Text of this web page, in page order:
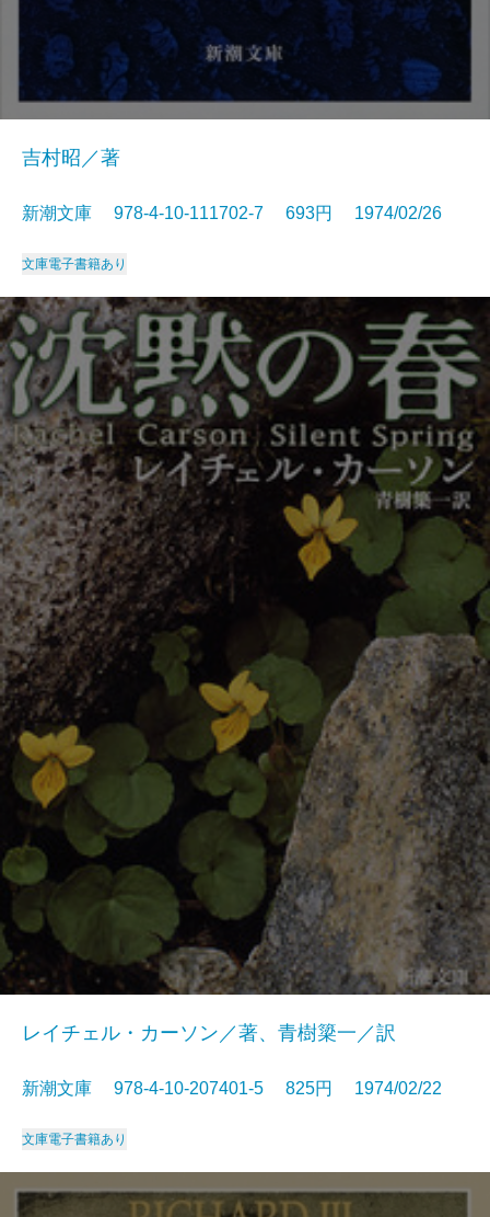
吉村昭／著
新潮文庫 978-4-10-111702-7 693円 1974/02/26
文庫電子書籍あり
レイチェル・カーソン／著、青樹簗一／訳
新潮文庫 978-4-10-207401-5 825円 1974/02/22
文庫電子書籍あり